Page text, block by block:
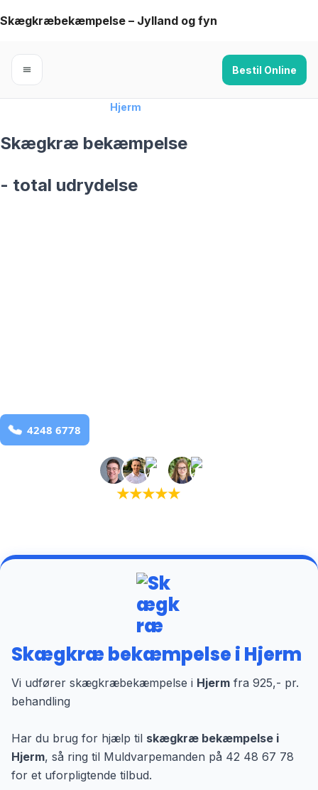
Skip
content
Skægkræbekæmpelse – Jylland og fyn
Bestil Online
Hjerm
Skægkræ bekæmpelse
- total udrydelse
★★★★★
Skægkræ bekæmpelse i Hjerm
Vi udfører skægkræbekæmpelse i Hjerm fra 925,- pr.
behandling
Har du brug for hjælp til skægkræ bekæmpelse i
Hjerm, så ring til Muldvarpemanden på 42 48 67 78
for et uforpligtende tilbud.